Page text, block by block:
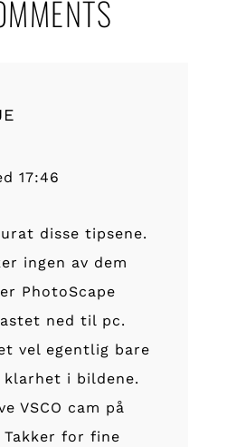
17:46
disse tipsene.
ingen av dem
PhotoScape
ned til pc.
vel egentlig bare
i bildene.
VSCO cam på
for fine